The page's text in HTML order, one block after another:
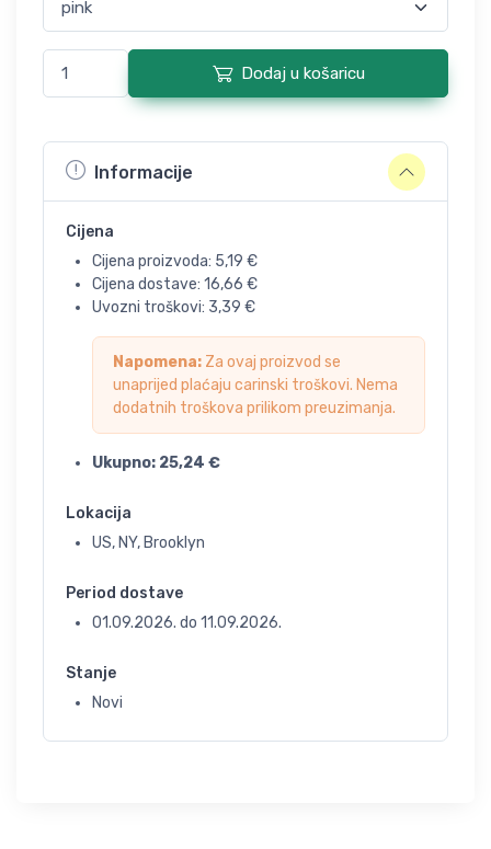
Dodaj u košaricu
Informacije
Cijena
Cijena proizvoda: 5,19 €
Cijena dostave: 16,66 €
Uvozni troškovi: 3,39 €
Napomena: Za ovaj proizvod se
unaprijed plaćaju carinski troškovi. Nema
dodatnih troškova prilikom preuzimanja.
Ukupno: 25,24 €
Lokacija
US, NY, Brooklyn
Period dostave
01.09.2026. do 11.09.2026.
Stanje
Novi